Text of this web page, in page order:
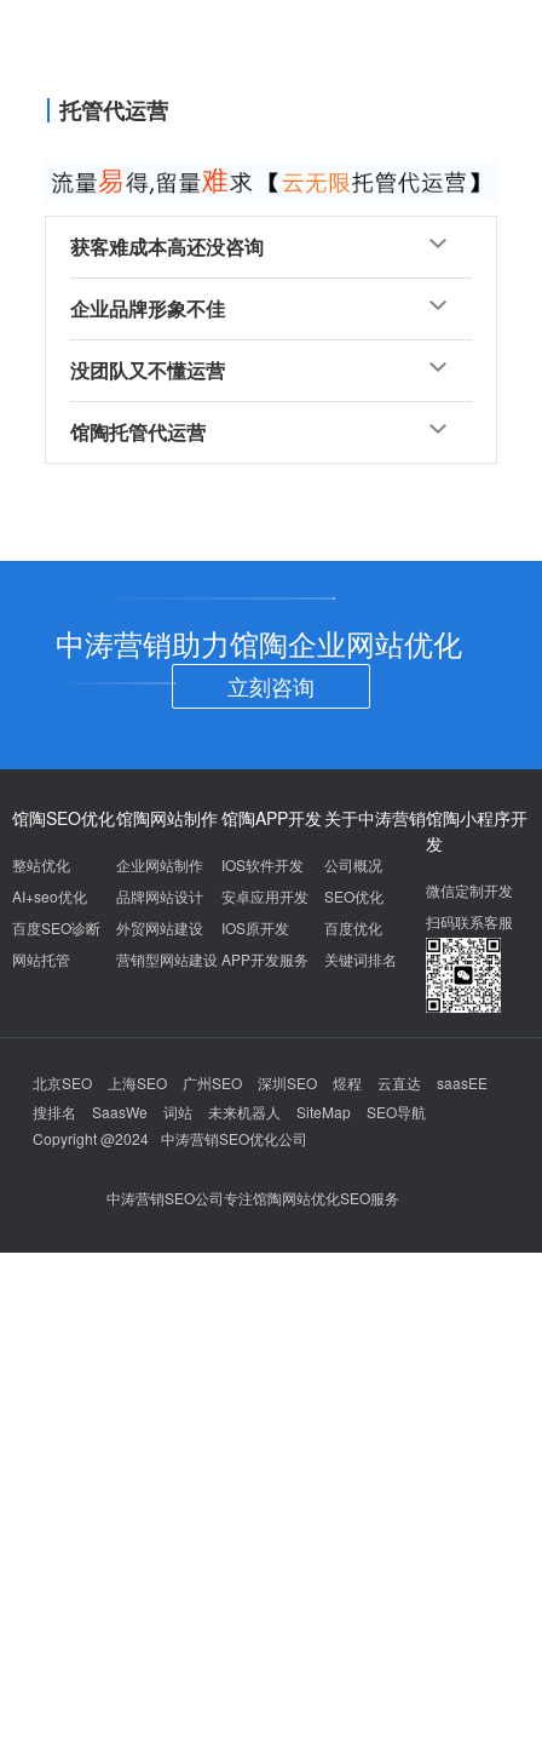
托管代运营
获客难成本高还没咨询
企业品牌形象不佳
没团队又不懂运营
馆陶托管代运营
中涛营销助力馆陶企业网站优化
立刻咨询
馆陶SEO优化
整站优化
AI+seo优化
百度SEO诊断
网站托管
馆陶网站制作
企业网站制作
品牌网站设计
外贸网站建设
营销型网站建设
馆陶APP开发
IOS软件开发
安卓应用开发
IOS原开发
APP开发服务
关于中涛营销
公司概况
SEO优化
百度优化
关键词排名
馆陶小程序开
发
微信定制开发
扫码联系客服
北京SEO 上海SEO 广州SEO 深圳SEO 煜程 云直达
saasEE
搜排名
SaasWe 词站 未来机器人 SiteMap
SEO导航
Copyright @2024 中涛营销SEO优化公司
中涛营销SEO公司专注馆陶网站优化SEO服务